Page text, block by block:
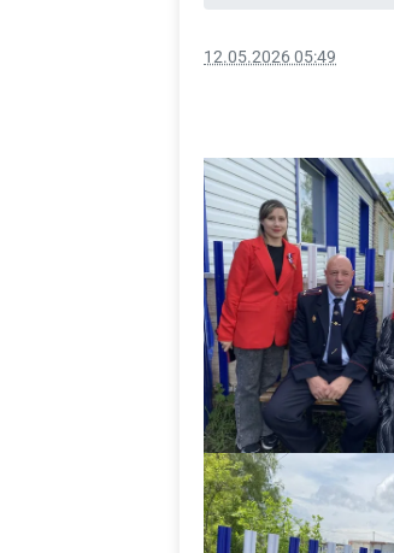
12.05.2026 05:49